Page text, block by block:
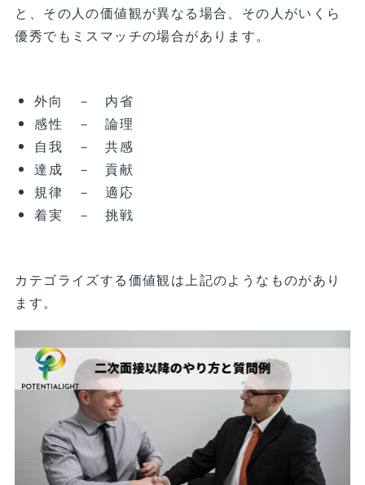
と、その人の価値観が異なる場合、その人がいくら
優秀でもミスマッチの場合があります。
外向 － 内省
感性 － 論理
自我 － 共感
達成 － 貢献
規律 － 適応
着実 － 挑戦
カテゴライズする価値観は上記のようなものがあり
ます。